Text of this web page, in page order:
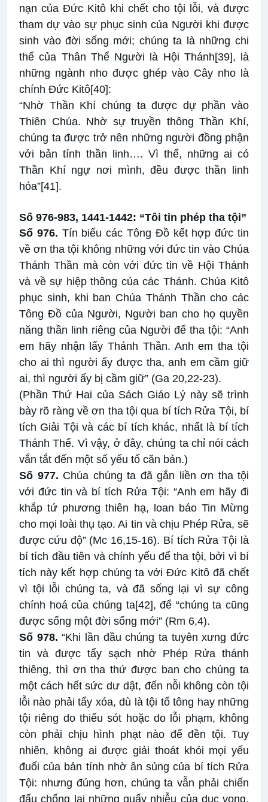
nạn của Đức Kitô khi chết cho tội lỗi, và được
tham dự vào sự phục sinh của Người khi được
sinh vào đời sống mới; chúng ta là những chi
thể của Thân Thể Người là Hội Thánh[39], là
những ngành nho được ghép vào Cây nho là
chính Đức Kitô[40]:
“Nhờ Thần Khí chúng ta được dự phần vào
Thiên Chúa. Nhờ sự truyền thông Thần Khí,
chúng ta được trở nên những người đồng phận
với bản tính thần linh…. Vì thế, những ai có
Thần Khí ngự nơi mình, đều được thần linh
hóa”[41].
Số 976-983, 1441-1442: “Tôi tin phép tha tội”
Số 976. Tín biểu các Tông Đồ kết hợp đức tin
về ơn tha tội không những với đức tin vào Chúa
Thánh Thần mà còn với đức tin về Hội Thánh
và về sự hiệp thông của các Thánh. Chúa Kitô
phục sinh, khi ban Chúa Thánh Thần cho các
Tông Đồ của Người, Người ban cho họ quyền
năng thần linh riêng của Người để tha tội: “Anh
em hãy nhận lấy Thánh Thần. Anh em tha tội
cho ai thì người ấy được tha, anh em cầm giữ
ai, thì người ấy bị cầm giữ” (Ga 20,22-23).
(Phần Thứ Hai của Sách Giáo Lý này sẽ trình
bày rõ ràng về ơn tha tội qua bí tích Rửa Tội, bí
tích Giải Tội và các bí tích khác, nhất là bí tích
Thánh Thể. Vì vậy, ở đây, chúng ta chỉ nói cách
vắn tắt đến một số yếu tố căn bản.)
Số 977. Chúa chúng ta đã gắn liền ơn tha tội
với đức tin và bí tích Rửa Tội: “Anh em hãy đi
khắp tứ phương thiên hạ, loan báo Tin Mừng
cho mọi loài thụ tạo. Ai tin và chịu Phép Rửa, sẽ
được cứu độ” (Mc 16,15-16). Bí tích Rửa Tội là
bí tích đầu tiên và chính yếu để tha tội, bởi vì bí
tích này kết hợp chúng ta với Đức Kitô đã chết
vì tội lỗi chúng ta, và đã sống lại vì sự công
chính hoá của chúng ta[42], để “chúng ta cũng
được sống một đời sống mới” (Rm 6,4).
Số 978. “Khi lần đầu chúng ta tuyên xưng đức
tin và được tẩy sạch nhờ Phép Rửa thánh
thiêng, thì ơn tha thứ được ban cho chúng ta
một cách hết sức dư dật, đến nỗi không còn tội
lỗi nào phải tẩy xóa, dù là tội tổ tông hay những
tội riêng do thiếu sót hoặc do lỗi phạm, không
còn phải chịu hình phạt nào để đền tội. Tuy
nhiên, không ai được giải thoát khỏi mọi yếu
đuối của bản tính nhờ ân sủng của bí tích Rửa
Tội: nhưng đúng hơn, chúng ta vẫn phải chiến
đấu chống lại những quấy nhiễu của dục vọng,